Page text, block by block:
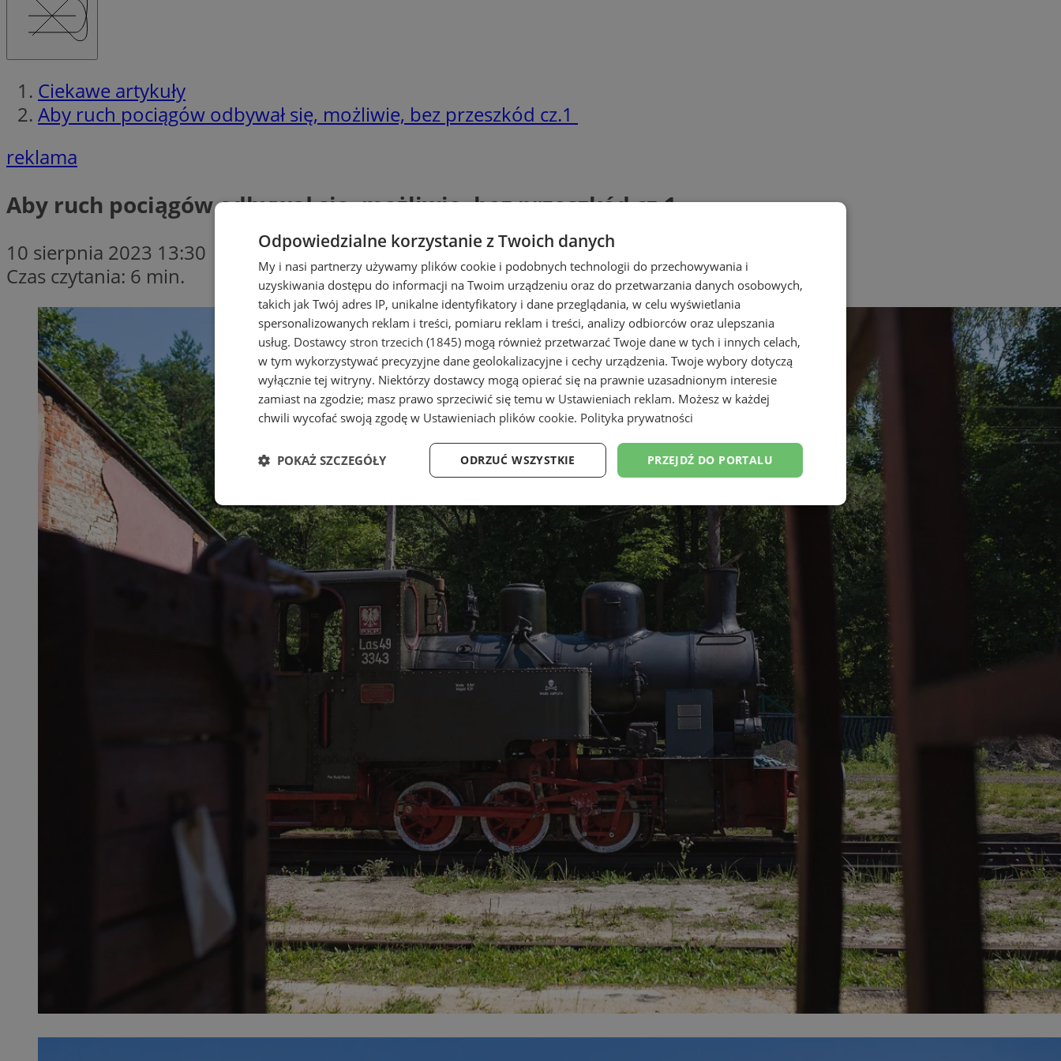
Ciekawe artykuły
Aby ruch pociągów odbywał się, możliwie, bez przeszkód cz.1
reklama
Aby ruch pociągów odbywał się, możliwie, bez przeszkód cz.1
10 sierpnia 2023 13:30
Czas czytania: 6 min.
Odpowiedzialne korzystanie z Twoich danych
My i nasi partnerzy używamy plików cookie i podobnych technologii do przechowywania i
uzyskiwania dostępu do informacji na Twoim urządzeniu oraz do przetwarzania danych osobowych,
takich jak Twój adres IP, unikalne identyfikatory i dane przeglądania, w celu wyświetlania
spersonalizowanych reklam i treści, pomiaru reklam i treści, analizy odbiorców oraz ulepszania
usług. Dostawcy stron trzecich (1845) mogą również przetwarzać Twoje dane w tych i innych celach,
w tym wykorzystywać precyzyjne dane geolokalizacyjne i cechy urządzenia. Twoje wybory dotyczą
wyłącznie tej witryny. Niektórzy dostawcy mogą opierać się na prawnie uzasadnionym interesie
zamiast na zgodzie; masz prawo sprzeciwić się temu w Ustawieniach reklam. Możesz w każdej
chwili wycofać swoją zgodę w Ustawieniach plików cookie. Polityka prywatności
PRZEJDŹ DO PORTALU
ODRZUĆ WSZYSTKIE
POKAŻ SZCZEGÓŁY
Niezbędne Wydajność Targetowanie Funkcjonalność Niesklasyfikowane
Niezbędne Wydajność Targetowanie Funkcjonalność
Niezbędne pliki cookie umożliwiają korzystanie z podstawowych funkcji strony internetowej, takich jak logowanie użytkownika i
zarządzanie kontem. Bez niezbędnych plików cookie nie można prawidłowo korzystać ze strony internetowej.
Domena
Okres
przechowywania
Opis
Ten plik cookie przechowuje identyfikator sesji.
1 rok
Ten plik cookie przechowuje identyfikator sesji.
1 rok
Ten plik cookie przechowuje identyfikator sesji.
CookieScriptConsent
CookieScript
mojchorzow.pl
4 tygodnie 2 dni
Ten plik cookie jest używany przez usługę Cookie-
Script.com do zapamiętywania preferencji
dotyczących zgody użytkownika na pliki cookie.
Jest to konieczne, aby baner cookie Cookie-
Script.com działał poprawnie.
Cloudflare Inc.
.temu.com
29 minut 53
sekundy
Ten plik cookie służy do rozróżniania ludzi i
botów. Jest to korzystne dla strony internetowej,
ponieważ umożliwia tworzenie ważnych raportów
na temat korzystania z jej witryny internetowej.
VISITOR_PRIVACY_METADATA
YouTube
.youtube.com
5 miesięcy 4
tygodnie
Ten plik cookie przechowuje informacje o zgodzie
użytkownika oraz jego preferencjach dotyczących
prywatności podczas korzystania z witryny.
Rejestruje wybory dotyczące polityki prywatności
i ustawień zgody, zapewniając ich przestrzeganie
w kolejnych wizytach. Dzięki temu użytkownik nie
musi ponownie konfigurować swoich preferencji,
co zwiększa wygodę i zgodność z regulacjami
ochrony danych.
bh.contextweb.com
gościa. Jest to używane w kontekście
Google Privacy Policy